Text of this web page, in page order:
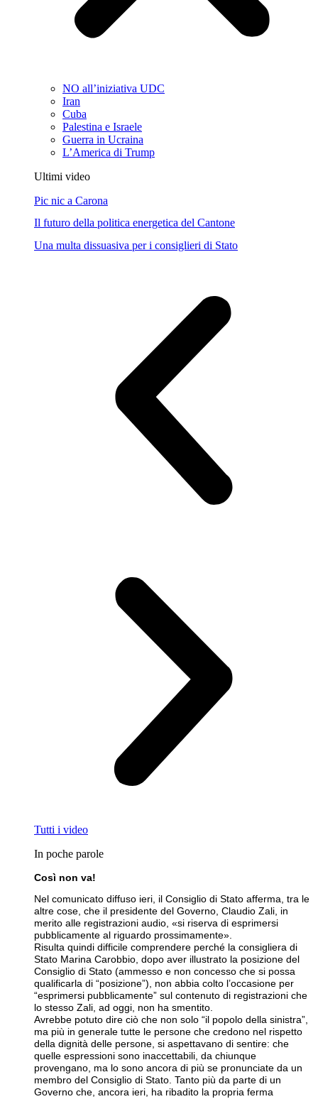
NO all’iniziativa UDC
Iran
Cuba
Palestina e Israele
Guerra in Ucraina
L’America di Trump
Ultimi video
Pic nic a Carona
Il futuro della politica energetica del Cantone
Una multa dissuasiva per i consiglieri di Stato
Tutti i video
In poche parole
Così non va!
Nel comunicato diffuso ieri, il Consiglio di Stato afferma, tra le
altre cose, che il presidente del Governo, Claudio Zali, in
merito alle registrazioni audio, «si riserva di esprimersi
pubblicamente al riguardo prossimamente».
Risulta quindi difficile comprendere perché la consigliera di
Stato Marina Carobbio, dopo aver illustrato la posizione del
Consiglio di Stato (ammesso e non concesso che si possa
qualificarla di “posizione”), non abbia colto l’occasione per
“esprimersi pubblicamente” sul contenuto di registrazioni che
lo stesso Zali, ad oggi, non ha smentito.
Avrebbe potuto dire ciò che non solo “il popolo della sinistra”,
ma più in generale tutte le persone che credono nel rispetto
della dignità delle persone, si aspettavano di sentire: che
quelle espressioni sono inaccettabili, da chiunque
provengano, ma lo sono ancora di più se pronunciate da un
membro del Consiglio di Stato. Tanto più da parte di un
Governo che, ancora ieri, ha ribadito la propria ferma